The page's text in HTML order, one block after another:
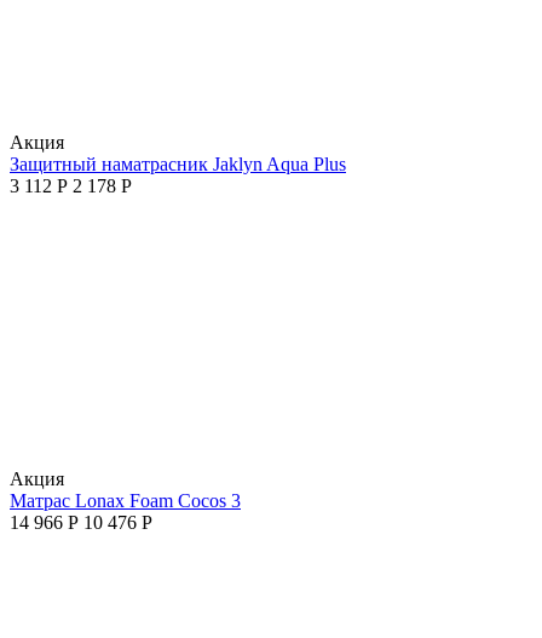
Aкция
Защитный наматрасник Jaklyn Aqua Plus
3 112 Р 2 178 Р
Aкция
Матрас Lonax Foam Cocos 3
14 966 Р 10 476 Р